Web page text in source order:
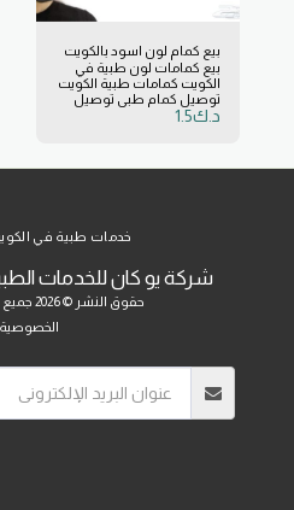
بيع كمام لون اسود بالكويت
بيع كمامات لون طبية في
الكويت كمامات طبية الكويت
توصيل كمام طبي توصيل
د.ك1.5
شركة يو كان للخدمات
حقوق النشر © 2026 جميع الحقوق محفوظة
الخصوصية
خدمات طبية في